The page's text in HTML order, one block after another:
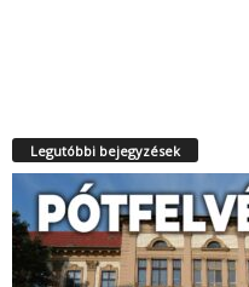
Legutóbbi bejegyzések